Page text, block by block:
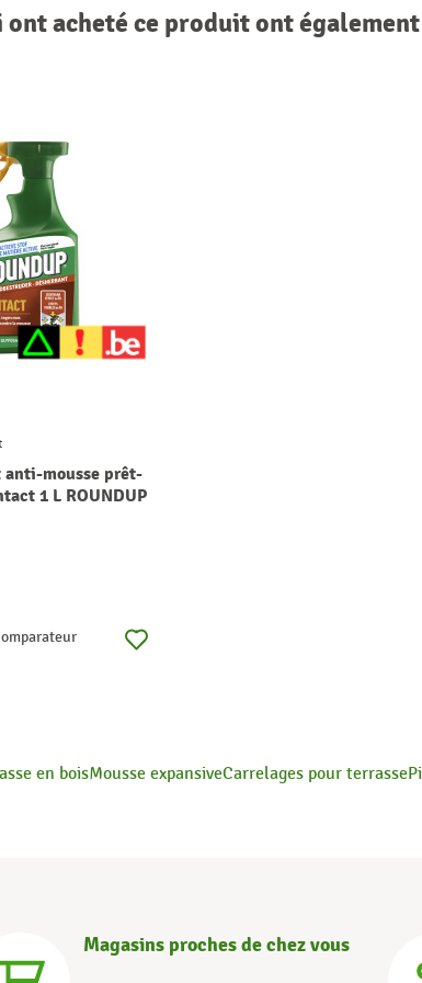
acheté ce produit ont
anti-mousse prêt-
1 L ROUNDUP
en boisMousse expansiveCarrelages pour terrasse
Magasins proches de chez vous